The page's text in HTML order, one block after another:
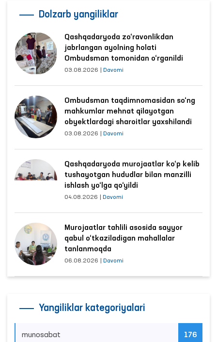
Dolzarb yangiliklar
Qashqadaryoda zo‘ravonlikdan
jabrlangan ayolning holati
Ombudsman tomonidan o‘rganildi
03.08.2026 Davomi
Ombudsman taqdimnomasidan so‘ng
mahkumlar mehnat qilayotgan
obyektlardagi sharoitlar yaxshilandi
03.08.2026 Davomi
Qashqadaryoda murojaatlar ko‘p kelib
tushayotgan hududlar bilan manzilli
ishlash yo‘lga qo‘yildi
04.08.2026 Davomi
Murojaatlar tahlili asosida sayyor
qabul o‘tkaziladigan mahallalar
tanlanmoqda
06.08.2026 Davomi
Yangiliklar kategoriyalari
munosabat 176